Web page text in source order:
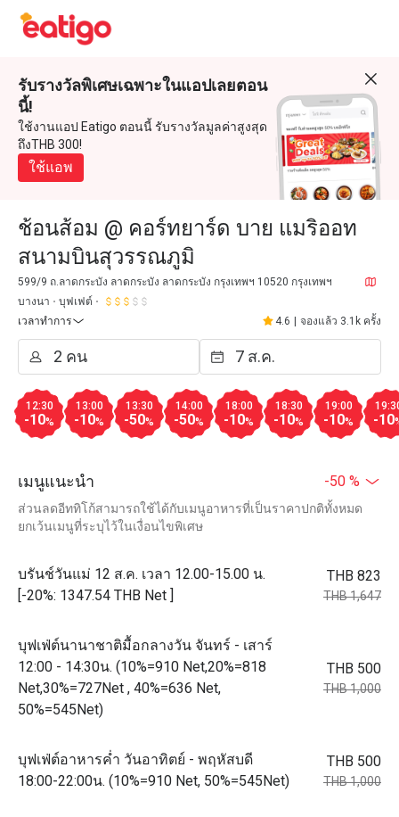
รับรางวัลพิเศษเฉพาะในแอปเลยตอน
นี้!
ใช้งานแอป Eatigo ตอนนี้ รับรางวัลมูลค่าสูงสุด
ถึงTHB 300!
ใช้แอพ
ช้อนส้อม @ คอร์ทยาร์ด บาย แมริออท
สนามบินสุวรรณภูมิ
599/9 ถ.ลาดกระบัง ลาดกระบัง ลาดกระบัง กรุงเทพฯ 10520 กรุงเทพฯ
บางนา
บุฟเฟต์
เวลาทำการ
4.6 จองแล้ว 3.1k ครั้ง
12:30
-10%
13:00
-10%
13:30
-50%
14:00
-50%
18:00
-10%
18:30
-10%
19:00
-10% -10
เมนูแนะนำ -50 %
ส่วนลดอีททิโก้สามารถใช้ได้กับเมนูอาหารที่เป็นราคาปกติทั้งหมด
ยกเว้นเมนูที่ระบุไว้ในเงื่อนไขพิเศษ
บรันช์วันแม่ 12 ส.ค. เวลา 12.00-15.00 น.
[-20%: 1347.54 THB Net ]
THB 823
THB 1,647
บุฟเฟ่ต์นานาชาติมื้อกลางวัน จันทร์ - เสาร์
12:00 - 14:30น. (10%=910 Net,20%=818
Net,30%=727Net , 40%=636 Net,
50%=545Net)
THB 500
THB 1,000
บุฟเฟ่ต์อาหารค่ำ วันอาทิตย์ - พฤหัสบดี
18:00-22:00น. (10%=910 Net, 50%=545Net)
THB 500
THB 1,000